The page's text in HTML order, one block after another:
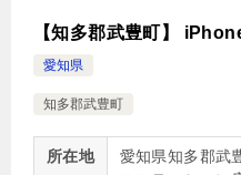
【知多郡武豊町】
愛知県
知多郡武豊町
所在地
愛知県知多郡武